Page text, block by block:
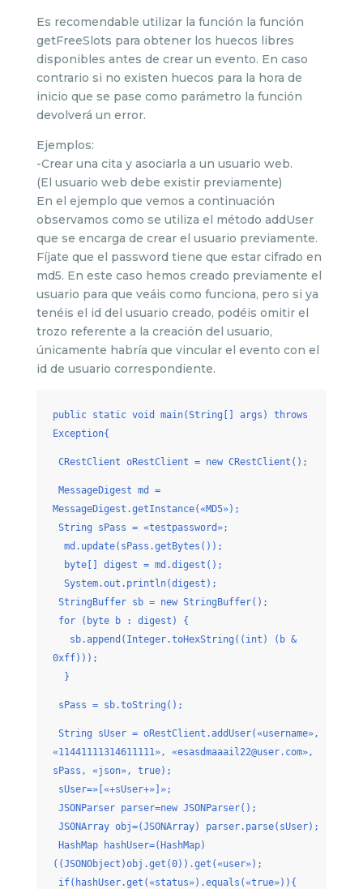
Es recomendable utilizar la función la función
getFreeSlots para obtener los huecos libres
disponibles antes de crear un evento. En caso
contrario si no existen huecos para la hora de
inicio que se pase como parámetro la función
devolverá un error.
Ejemplos:
-Crear una cita y asociarla a un usuario web.
(El usuario web debe existir previamente)
En el ejemplo que vemos a continuación
observamos como se utiliza el método addUser
que se encarga de crear el usuario previamente.
Fíjate que el password tiene que estar cifrado en
md5. En este caso hemos creado previamente el
usuario para que veáis como funciona, pero si ya
tenéis el id del usuario creado, podéis omitir el
trozo referente a la creación del usuario,
únicamente habría que vincular el evento con el
id de usuario correspondiente.
public static void main(String[] args) throws
Exception{
CRestClient oRestClient = new CRestClient();
MessageDigest md =
MessageDigest.getInstance(«MD5»);
String sPass = «testpassword»;
md.update(sPass.getBytes());
byte[] digest = md.digest();
System.out.println(digest);
StringBuffer sb = new StringBuffer();
for (byte b : digest) {
sb.append(Integer.toHexString((int) (b &
0xff)));
}
sPass = sb.toString();
String sUser = oRestClient.addUser(«username»,
«11441111314611111», «esasdmaaail22@user.com»,
sPass, «json», true);
sUser=»[«+sUser+»]»;
JSONParser parser=new JSONParser();
JSONArray obj=(JSONArray) parser.parse(sUser);
HashMap hashUser=(HashMap)
((JSONObject)obj.get(0)).get(«user»);
if(hashUser.get(«status»).equals(«true»)){